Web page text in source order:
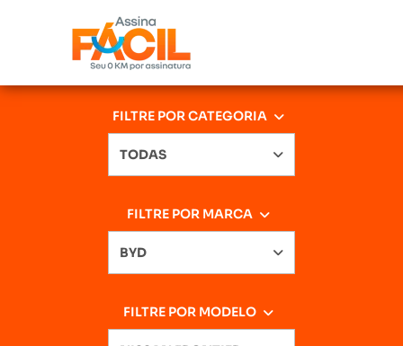
FILTRE POR CATEGORIA
TODAS
FILTRE POR MARCA
BYD
FILTRE POR MODELO